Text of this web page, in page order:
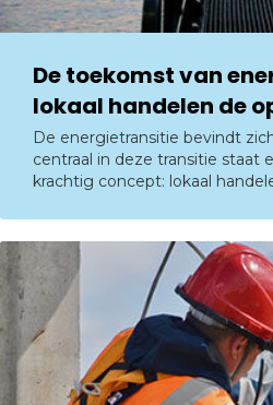
De toekomst van
lokaal handelen de
De energietransitie bevindt
centraal in deze transitie staat
krachtig concept: lokaal